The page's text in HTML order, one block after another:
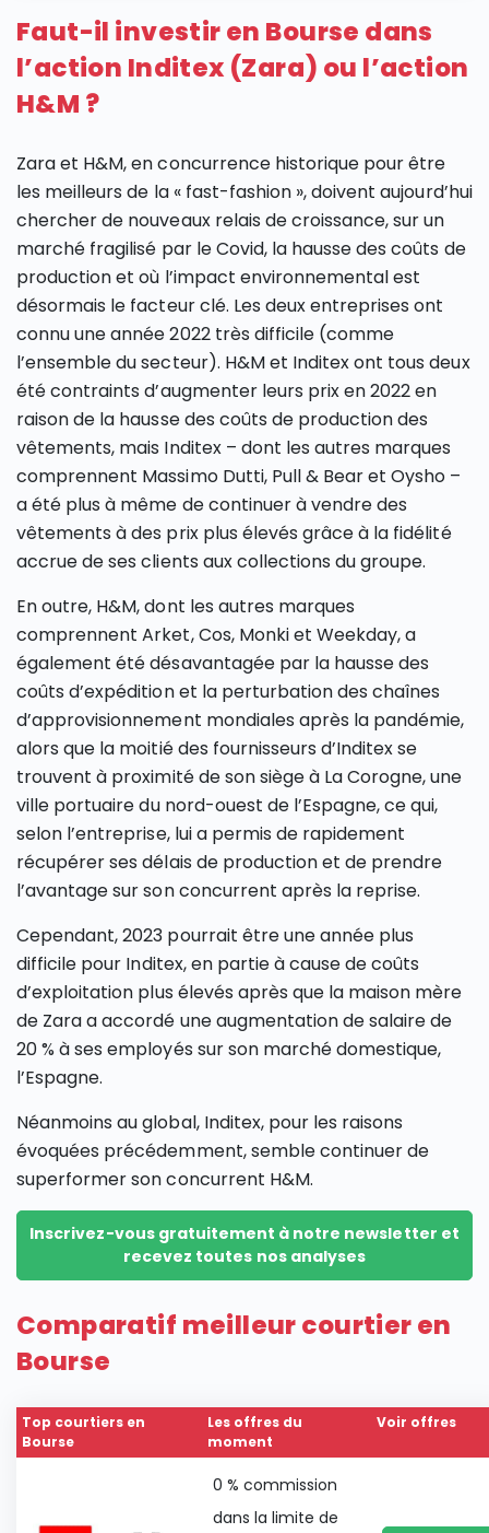
Faut-il investir en Bourse dans
l’action Inditex (Zara) ou l’action
H&M ?
Zara et H&M, en concurrence historique pour être
les meilleurs de la « fast-fashion », doivent aujourd’hui
chercher de nouveaux relais de croissance, sur un
marché fragilisé par le Covid, la hausse des coûts de
production et où l’impact environnemental est
désormais le facteur clé. Les deux entreprises ont
connu une année 2022 très difficile (comme
l’ensemble du secteur). H&M et Inditex ont tous deux
été contraints d’augmenter leurs prix en 2022 en
raison de la hausse des coûts de production des
vêtements, mais Inditex – dont les autres marques
comprennent Massimo Dutti, Pull & Bear et Oysho –
a été plus à même de continuer à vendre des
vêtements à des prix plus élevés grâce à la fidélité
accrue de ses clients aux collections du groupe.
En outre, H&M, dont les autres marques
comprennent Arket, Cos, Monki et Weekday, a
également été désavantagée par la hausse des
coûts d’expédition et la perturbation des chaînes
d’approvisionnement mondiales après la pandémie,
alors que la moitié des fournisseurs d’Inditex se
trouvent à proximité de son siège à La Corogne, une
ville portuaire du nord-ouest de l’Espagne, ce qui,
selon l’entreprise, lui a permis de rapidement
récupérer ses délais de production et de prendre
l’avantage sur son concurrent après la reprise.
Cependant, 2023 pourrait être une année plus
difficile pour Inditex, en partie à cause de coûts
d’exploitation plus élevés après que la maison mère
de Zara a accordé une augmentation de salaire de
20 % à ses employés sur son marché domestique,
l’Espagne.
Néanmoins au global, Inditex, pour les raisons
évoquées précédemment, semble continuer de
superformer son concurrent H&M.
Inscrivez-vous gratuitement à notre newsletter et
recevez toutes nos analyses
Comparatif meilleur courtier en
Bourse
Top courtiers en
Bourse
Les offres du
moment
Voir offres
0 % commission
dans la limite de